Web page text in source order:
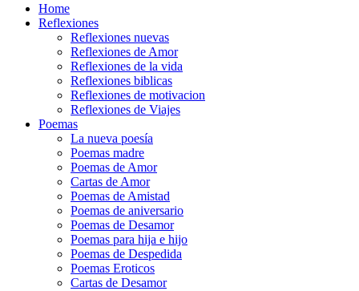
Home
Reflexiones
Reflexiones nuevas
Reflexiones de Amor
Reflexiones de la vida
Reflexiones biblicas
Reflexiones de motivacion
Reflexiones de Viajes
Poemas
La nueva poesía
Poemas madre
Poemas de Amor
Cartas de Amor
Poemas de Amistad
Poemas de aniversario
Poemas de Desamor
Poemas para hija e hijo
Poemas de Despedida
Poemas Eroticos
Cartas de Desamor